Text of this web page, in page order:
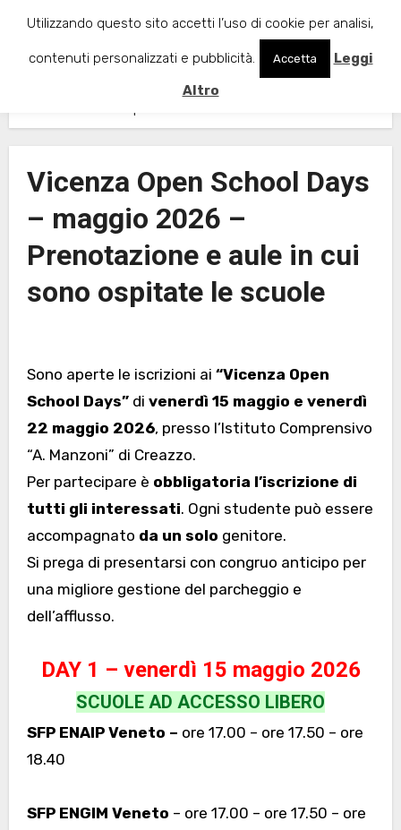
contenuto
Vicenza Open School Days – maggio 2026 – Prenotazione e
Vicenza Open School Days
– maggio 2026 –
Prenotazione e aule in cui
sono ospitate le scuole
Sono aperte le iscrizioni ai “Vicenza Open
School Days”di venerdì 15 maggio e venerdì
22 maggio 2026, presso l’Istituto Comprensivo
“A. Manzoni” di Creazzo.
Per partecipare è obbligatoria l’iscrizione di
tutti gli interessati. Ogni studente può essere
accompagnato da un solo genitore.
Si prega di presentarsi con congruo anticipo per
una migliore gestione del parcheggio e
dell’afflusso.
DAY 1 – venerdì 15 maggio 2026
SCUOLE AD ACCESSO LIBERO
SFP ENAIP Veneto – ore 17.00 – ore 17.50 – ore
18.40
SFP ENGIM Veneto – ore 17.00 – ore 17.50 – ore
Utilizzando questo sito accetti l’uso di cookie per analisi,
contenuti personalizzati e pubblicità. Accetta Leggi
Altro